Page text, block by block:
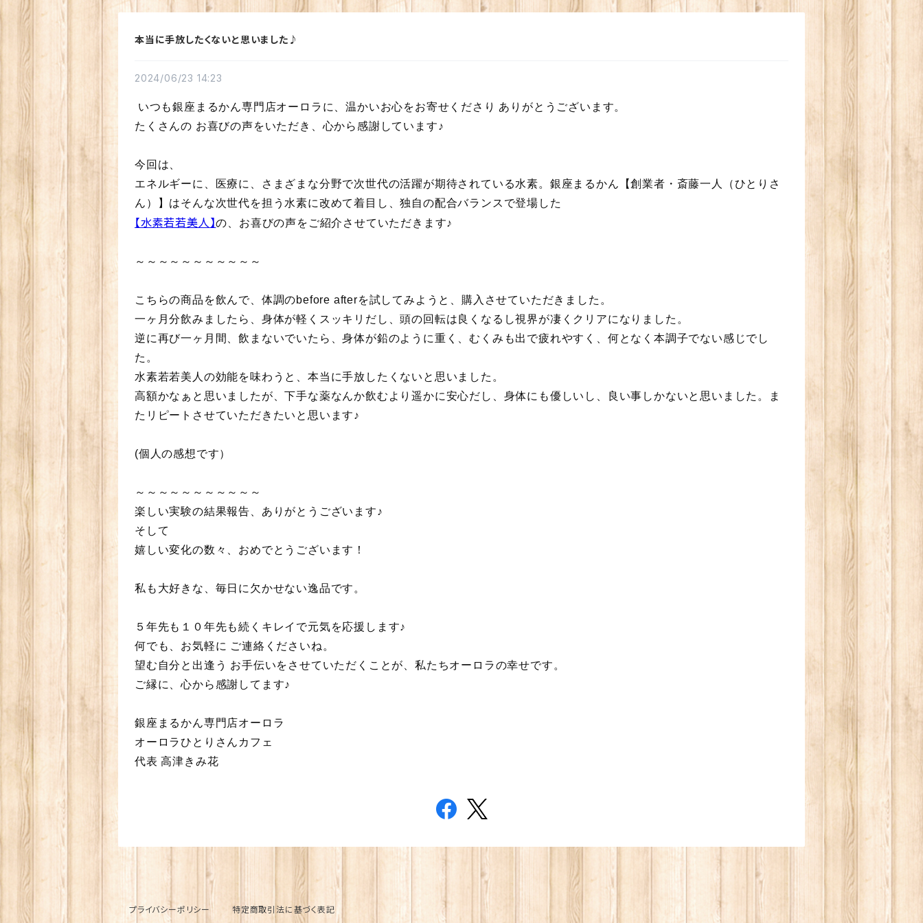
本当に手放したくないと思いました♪
2024/06/23 14:23
いつも銀座まるかん専門店オーロラに、温かいお心をお寄せくださり ありがとうございます。
たくさんの お喜びの声をいただき、心から感謝しています♪
今回は、
エネルギーに、医療に、さまざまな分野で次世代の活躍が期待されている水素。銀座まるかん【創業者・斎藤一人（ひとりさ
ん）】はそんな次世代を担う水素に改めて着目し、独自の配合バランスで登場した
【水素若若美人】の、お喜びの声をご紹介させていただきます♪
～～～～～～～～～～～
こちらの商品を飲んで、体調のbefore afterを試してみようと、購入させていただきました。
一ヶ月分飲みましたら、身体が軽くスッキリだし、頭の回転は良くなるし視界が凄くクリアになりました。
逆に再び一ヶ月間、飲まないでいたら、身体が鉛のように重く、むくみも出で疲れやすく、何となく本調子でない感じでし
た。
水素若若美人の効能を味わうと、本当に手放したくないと思いました。
高額かなぁと思いましたが、下手な薬なんか飲むより遥かに安心だし、身体にも優しいし、良い事しかないと思いました。ま
たリピートさせていただきたいと思います♪
(個人の感想です）
～～～～～～～～～～～
楽しい実験の結果報告、ありがとうございます♪
そして
嬉しい変化の数々、おめでとうございます！
私も大好きな、毎日に欠かせない逸品です。
５年先も１０年先も続くキレイで元気を応援します♪
何でも、お気軽に ご連絡くださいね。
望む自分と出逢う お手伝いをさせていただくことが、私たちオーロラの幸せです。
ご縁に、心から感謝してます♪
銀座まるかん専門店オーロラ
オーロラひとりさんカフェ
代表 高津きみ花
プライバシーポリシー 特定商取引法に基づく表記